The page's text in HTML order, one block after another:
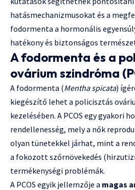
hatásmechanizmusokat és a
fodormenta a hormonális
hatékony és biztonságos
A fodormenta és a
ovárium szindróma
A fodormenta (Mentha spicata)
kiegészítő lehet a policisztás
kezelésében. A PCOS egy gyakori
rendellenesség, mely a nők
olyan tünetekkel járhat, mint a
a fokozott szőrnövekedés
termékenységi problémák.
A PCOS egyik jellemzője a magas